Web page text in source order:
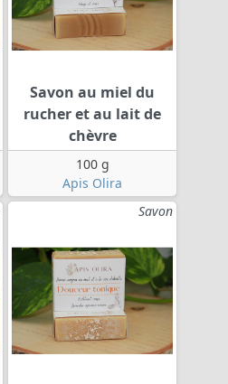
Savon au miel du
rucher et au lait de
chèvre
100 g
Apis Olira
Savon